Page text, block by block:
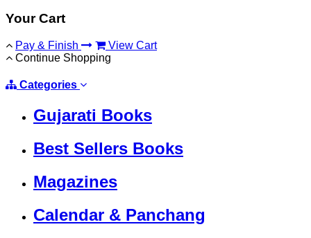
Your Cart
Pay & Finish
View Cart
Continue Shopping
Categories
Gujarati Books
Best Sellers Books
Magazines
Calendar & Panchang